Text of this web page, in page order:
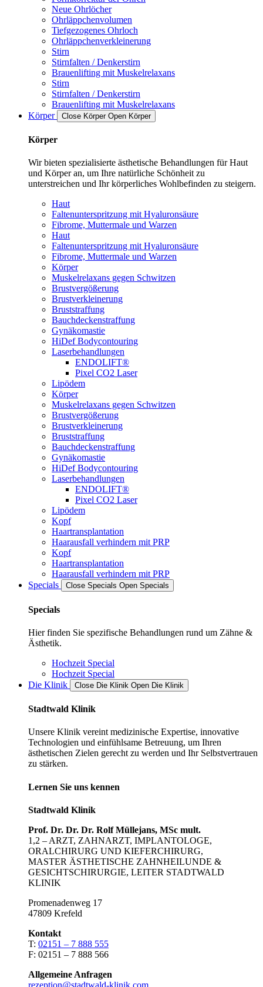
Neue Ohrlöcher
Ohrläppchenvolumen
Tiefgezogenes Ohrloch
Ohrläppchenverkleinerung
Stirn
Stirnfalten / Denkerstirn
Brauenlifting mit Muskelrelaxans
Stirn
Stirnfalten / Denkerstirn
Brauenlifting mit Muskelrelaxans
Körper
Close Körper Open Körper
Körper
Wir bieten spezialisierte ästhetische Behandlungen für Haut
und Körper an, um Ihre natürliche Schönheit zu
unterstreichen und Ihr körperliches Wohlbefinden zu steigern.
Haut
Faltenunterspritzung mit Hyaluronsäure
Fibrome, Muttermale und Warzen
Haut
Faltenunterspritzung mit Hyaluronsäure
Fibrome, Muttermale und Warzen
Körper
Muskelrelaxans gegen Schwitzen
Brustvergößerung
Brustverkleinerung
Bruststraffung
Bauchdeckenstraffung
Gynäkomastie
HiDef Bodycontouring
Laserbehandlungen
ENDOLIFT®
Pixel CO2 Laser
Lipödem
Körper
Muskelrelaxans gegen Schwitzen
Brustvergößerung
Brustverkleinerung
Bruststraffung
Bauchdeckenstraffung
Gynäkomastie
HiDef Bodycontouring
Laserbehandlungen
ENDOLIFT®
Pixel CO2 Laser
Lipödem
Kopf
Haartransplantation
Haarausfall verhindern mit PRP
Kopf
Haartransplantation
Haarausfall verhindern mit PRP
Specials
Close Specials Open Specials
Specials
Hier finden Sie spezifische Behandlungen rund um Zähne &
Ästhetik.
Hochzeit Special
Hochzeit Special
Die Klinik
Close Die Klinik Open Die Klinik
Stadtwald Klinik
Unsere Klinik vereint medizinische Expertise, innovative
Technologien und einfühlsame Betreuung, um Ihren
ästhetischen Zielen gerecht zu werden und Ihr Selbstvertrauen
zu stärken.
Lernen Sie uns kennen
Stadtwald Klinik
Prof. Dr. Dr. Dr. Rolf Müllejans, MSc mult.
1,2 – ARZT, ZAHNARZT, IMPLANTOLOGE,
ORALCHIRURG UND KIEFERCHIRURG,
MASTER ÄSTHETISCHE ZAHNHEILUNDE &
GESICHTSCHIRURGIE, LEITER STADTWALD
KLINIK
Promenadenweg 17
47809 Krefeld
Kontakt
T: 02151 – 7 888 555
F: 02151 – 7 888 566
Allgemeine Anfragen
rezeption@stadtwald-klinik.com